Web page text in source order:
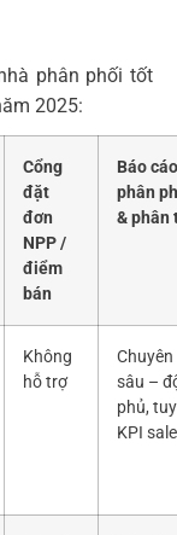
phân phối tốt
2025:
Cổng
đặt
đơn
NPP /
điểm
bán
Báo cáo
phân
& phân
Không
hỗ trợ
Chuyên
sâu –
phủ,
KPI